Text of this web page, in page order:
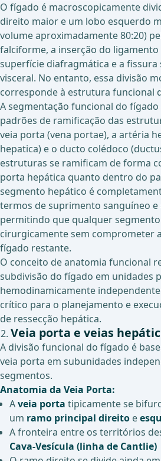
O fígado é macroscopicamente
direito maior e um lobo esquerdo
volume aproximadamente 80:20)
falciforme, a inserção do
superfície diafragmática e a
visceral. No entanto, essa divisão
corresponde à estrutura funcional
A segmentação funcional do
padrões de ramificação das
veia porta (vena portae), a artéria
hepatica) e o ducto colédoco
estruturas se ramificam de forma
porta hepática quanto dentro do
segmento hepático é
termos de suprimento sanguíneo e
permitindo que qualquer
cirurgicamente sem comprometer
fígado restante.
O conceito de anatomia funcional
subdivisão do fígado em unidades
hemodinamicamente
crítico para o planejamento e
de ressecção hepática.
Veia porta e veias
A divisão funcional do fígado é
veia porta em subunidades
segmentos.
Anatomia da Veia Porta:
Aveia porta tipicamente se
um ramo principal direito e
A fronteira entre os territórios
Cava-Vesícula (linha de Cantlie)